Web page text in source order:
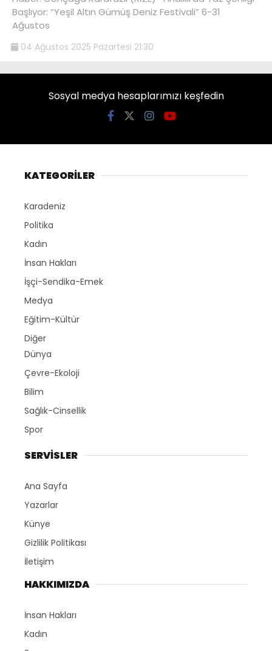
Başlıyor: “Yeşil Altın Gümüş Deniz Festivali” 6-31
Ağustos
04 Ağustos 2025 Pazartesi 21:30
Sosyal medya hesaplarımızı keşfedin
KATEGORİLER
Karadeniz
Politika
Kadın
İnsan Hakları
İşçi-Sendika-Emek
Medya
Eğitim-Kültür
Diğer
Dünya
Çevre-Ekoloji
Bilim
Sağlık-Cinsellik
Spor
SERVİSLER
Ana Sayfa
Yazarlar
Künye
Gizlilik Politikası
İletişim
HAKKIMIZDA
İnsan Hakları
Kadın